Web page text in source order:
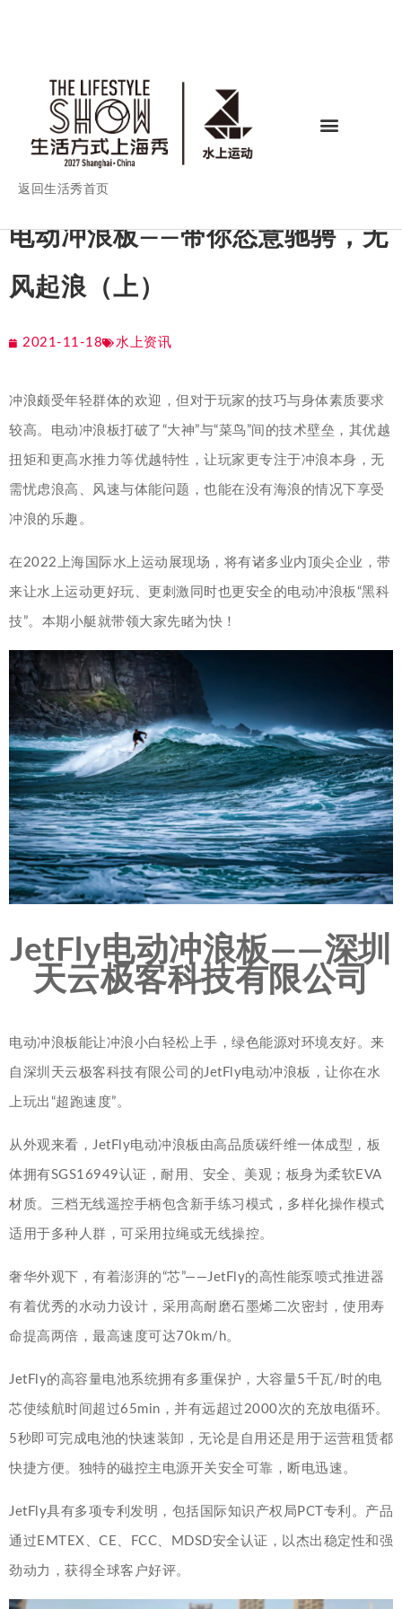
返回生活秀首页
电动冲浪板——带你恣意驰骋，无
风起浪（上）
2021-11-18 水上资讯
冲浪颇受年轻群体的欢迎，但对于玩家的技巧与身体素质要求
较高。电动冲浪板打破了“大神”与“菜鸟”间的技术壁垒，其优越
扭矩和更高水推力等优越特性，让玩家更专注于冲浪本身，无
需忧虑浪高、风速与体能问题，也能在没有海浪的情况下享受
冲浪的乐趣。
在2022上海国际水上运动展现场，将有诸多业内顶尖企业，带
来让水上运动更好玩、更刺激同时也更安全的电动冲浪板“黑科
技”。本期小艇就带领大家先睹为快！
JetFly电动冲浪板——深圳
天云极客科技有限公司
电动冲浪板能让冲浪小白轻松上手，绿色能源对环境友好。来
自深圳天云极客科技有限公司的JetFly电动冲浪板，让你在水
上玩出“超跑速度”。
从外观来看，JetFly电动冲浪板由高品质碳纤维一体成型，板
体拥有SGS16949认证，耐用、安全、美观；板身为柔软EVA
材质。三档无线遥控手柄包含新手练习模式，多样化操作模式
适用于多种人群，可采用拉绳或无线操控。
奢华外观下，有着澎湃的“芯”——JetFly的高性能泵喷式推进器
有着优秀的水动力设计，采用高耐磨石墨烯二次密封，使用寿
命提高两倍，最高速度可达70km/h。
JetFly的高容量电池系统拥有多重保护，大容量5千瓦/时的电
芯使续航时间超过65min，并有远超过2000次的充放电循环。
5秒即可完成电池的快速装卸，无论是自用还是用于运营租赁都
快捷方便。独特的磁控主电源开关安全可靠，断电迅速。
JetFly具有多项专利发明，包括国际知识产权局PCT专利。产品
通过EMTEX、CE、FCC、MDSD安全认证，以杰出稳定性和强
劲动力，获得全球客户好评。